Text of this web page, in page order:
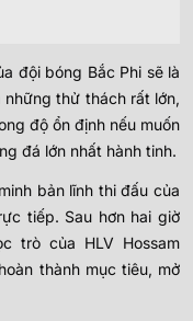
đội bóng Bắc Phi sẽ là
thử thách rất lớn,
độ ổn định nếu muốn
đá lớn nhất hành tinh.
bản lĩnh thi đấu của
tiếp. Sau hơn hai giờ
trò của HLV Hossam
thành mục tiêu, mở